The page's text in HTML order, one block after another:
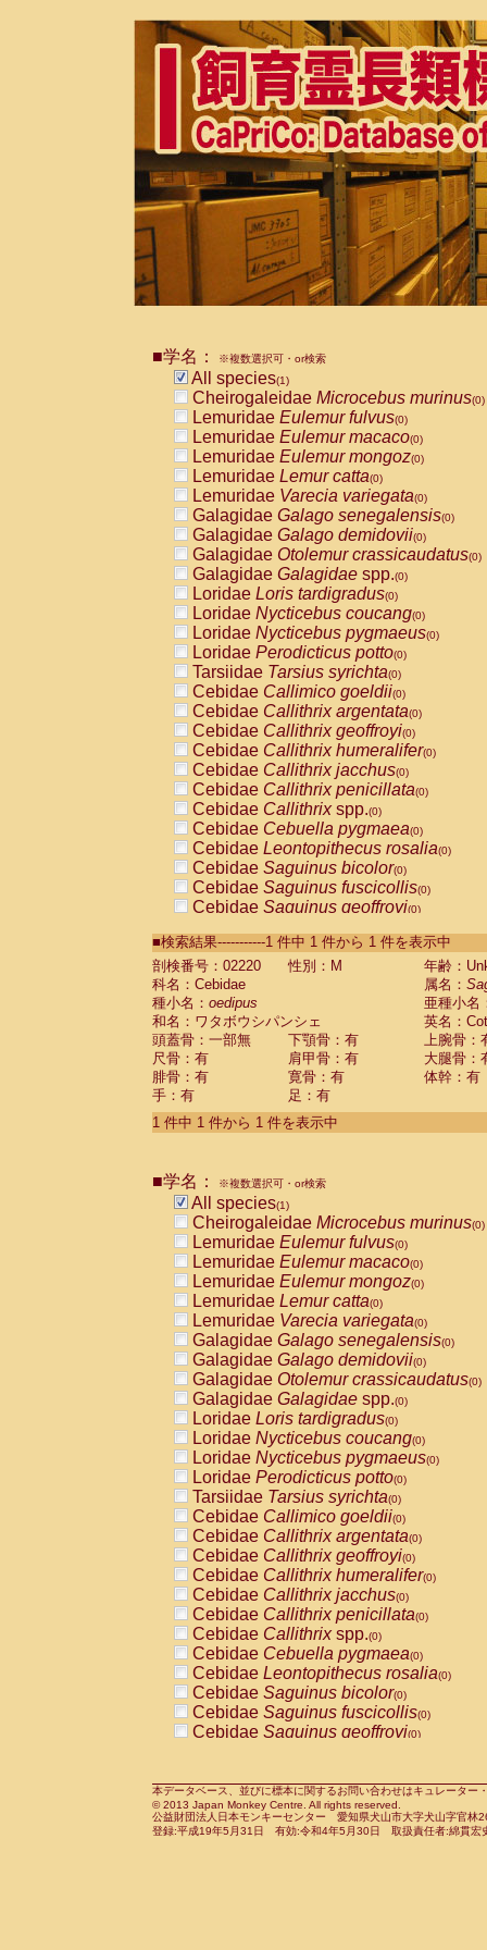
■学名： ※複数選択可・or検索
All species(1)
Cheirogaleidae Microcebus murinus(0)
Lemuridae Eulemur fulvus(0)
Lemuridae Eulemur macaco(0)
Lemuridae Eulemur mongoz(0)
Lemuridae Lemur catta(0)
Lemuridae Varecia variegata(0)
Galagidae Galago senegalensis(0)
Galagidae Galago demidovii(0)
Galagidae Otolemur crassicaudatus(0)
Galagidae Galagidae spp.(0)
Loridae Loris tardigradus(0)
Loridae Nycticebus coucang(0)
Loridae Nycticebus pygmaeus(0)
Loridae Perodicticus potto(0)
Tarsiidae Tarsius syrichta(0)
Cebidae Callimico goeldii(0)
Cebidae Callithrix argentata(0)
Cebidae Callithrix geoffroyi(0)
Cebidae Callithrix humeralifer(0)
Cebidae Callithrix jacchus(0)
Cebidae Callithrix penicillata(0)
Cebidae Callithrixspp.(0)
Cebidae Cebuella pygmaea(0)
Cebidae Leontopithecus rosalia(0)
Cebidae Saguinus bicolor(0)
Cebidae Saguinus fuscicollis(0)
Cebidae Saguinus geoffroyi(0)
CebidaeSaguinus labiatus(0)
Cebidae Saguinus leucopus (0)
Cebidae
Cebidae
CebidaeSaguinus nigricollis (0)
Cebidae Saguinus oedipus
Cebidae Saguinus weddelli
Cebidae Saguinusspp.
Cebidae Aotus trivirgatus
Cebidae Cebus albifrons
CebidaeCebus nigrivittatus
CebidaeCebus
CebidaeSaimiri boliviensis(0)
CebidaeSaimiri sciureus(0)
AtelidaeAlouatta caraya(0)
AtelidaeAlouatta fusca(0)
AtelidaeAlouatta seniculus
AtelidaeAlouattaspp.(0)
AtelidaeAteles belzebuth(0)
AtelidaeAteles geoffroyi(0)
AtelidaeAteles paniscus(0)
AtelidaeAtelesspp.(0)
Atelidae Lagothrix lagothricha
AtelidaeLagothrix lagothricha cana
PitheciidaeCacajao calvus
PitheciidaeCallicebus cupreus
PitheciidaeCallicebus donacophilus
PitheciidaeCallicebus moloch
PitheciidaeCallicebus torquatus
PitheciidaeCallicebusspp.(0)
PitheciidaeChiropotes satanas(0)
PitheciidaePithecia monachus
PitheciidaePithecia pithecia(0)
CercopithecidaeCercocebus agilis
CercopithecidaeCercocebus
CercopithecidaeCercocebus
CercopithecidaeCercocebus
CercopithecidaeCercocebus
CercopithecidaeCercocebushybrid
CercopithecidaePapio anubis(0)
CercopithecidaePapio cynocephalus
CercopithecidaePapio hamadryas(0)
■検索結果-----------1 件中 1 件から 1 件を表示中
剖検番号：02220
性別：M
年齢：
科名：Cebidae
属名：
種小名： oedipus
亜種小名
和名：ワタボウシパンシェ
英名：
頭蓋骨：一部無
下顎骨：有
上腕骨：
尺骨：有
肩甲骨：有
大腿骨：
腓骨：有
寛骨：有
体幹：有
手：有
足：有
1 件中 1 件から 1 件を表示中
■学名： ※複数選択可・or検索
All species(1)
Cheirogaleidae Microcebus murinus(0)
Lemuridae Eulemur fulvus(0)
Lemuridae Eulemur macaco(0)
Lemuridae Eulemur mongoz(0)
Lemuridae Lemur catta(0)
Lemuridae Varecia variegata(0)
Galagidae Galago senegalensis(0)
Galagidae Galago demidovii(0)
Galagidae Otolemur crassicaudatus(0)
Galagidae Galagidae spp.(0)
Loridae Loris tardigradus(0)
Loridae Nycticebus coucang(0)
Loridae Nycticebus pygmaeus(0)
Loridae Perodicticus potto(0)
Tarsiidae Tarsius syrichta(0)
Cebidae Callimico goeldii(0)
Cebidae Callithrix argentata(0)
Cebidae Callithrix geoffroyi(0)
Cebidae Callithrix humeralifer(0)
Cebidae Callithrix jacchus(0)
Cebidae Callithrix penicillata(0)
Cebidae Callithrixspp.(0)
Cebidae Cebuella pygmaea(0)
Cebidae Leontopithecus rosalia(0)
Cebidae Saguinus bicolor(0)
Cebidae Saguinus fuscicollis(0)
Cebidae Saguinus geoffroyi(0)
CebidaeSaguinus leucopus(0)
CebidaeSaguinus midas(0)
Cebidae Saguinus mystax(0)
本データベース、並びに標本に関するお問い合わせはキュレータ
© 2013 Japan Monkey Centre. All rights reserved.
公益財団法人日本モンキーセンター 愛知県犬山市大字犬山字官
登録:平成19年5月31日 有効:令和4年5月30日 取扱責任者:綿貫宏